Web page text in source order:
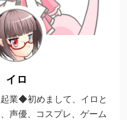
イロ
業◆初めまして、イロと
声優、コスプレ、ゲーム